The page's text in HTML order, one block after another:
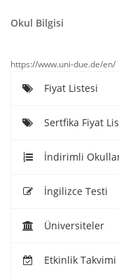
Okul Bilgisi
https://www.uni-due.de/en/
Fiyat Listesi
Sertfika Fiyat
İndirimli
İngilizce Testi
Üniversiteler
Etkinlik Takvimi